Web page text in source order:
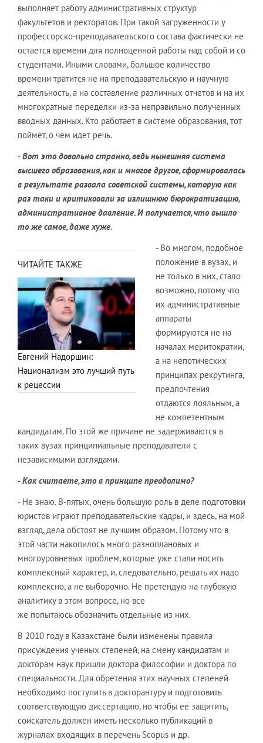
выполняет работу административных структур
факультетов и ректоратов. При такой загруженности у
профессорско-преподавательского состава фактически не
остается времени для полноценной работы над собой и со
студентами. Иными словами, большое количество
времени тратится не на преподавательскую и научную
деятельность, а на составление различных отчетов и на их
многократные переделки из-за неправильно полученных
вводных данных. Кто работает в системе образования, тот
поймет, о чем идет речь.
-Вот это довольно странно, ведь нынешняя система
высшего образования, как и многое другое, сформировалась
в результате развала советской системы, которую как
раз таки и критиковали за излишнюю бюрократизацию,
административное давление. И получается, что вышло
то же самое, даже хуже.
ЧИТАЙТЕ ТАКЖЕ
Евгений Надоршин:
Национализм это лучший путь
к рецессии
- Во многом, подобное
положение в вузах, и
не только в них, стало
возможно, потому что
их административные
аппараты
формируются не на
началах меритократии,
а на непотических
принципах рекрутинга,
предпочтения
отдаются лояльным, а
не компетентным
кандидатам. По этой же причине не задерживаются в
таких вузах принципиальные преподаватели с
независимыми взглядами.
- Как считаете, это в принципе преодолимо?
- Не знаю. В-пятых, очень большую роль в деле подготовки
юристов играют преподавательские кадры, и здесь, на мой
взгляд, дела обстоят не лучшим образом. Потому что в
этой части накопилось много разноплановых и
многоуровневых проблем, которые уже стали носить
комплексный характер, и, следовательно, решать их надо
комплексно, а не выборочно. Не претендую на глубокую
аналитику в этом вопросе, но все
же попытаюсь обозначить отдельные из них.
В 2010 году в Казахстане были изменены правила
присуждения ученых степеней, на смену кандидатам и
докторам наук пришли доктора философии и доктора по
специальности. Для обретения этих научных степеней
необходимо поступить в докторантуру и подготовить
соответствующую диссертацию, но чтобы ее защитить,
соискатель должен иметь несколько публикаций в
журналах входящих в перечень Scopus и др.